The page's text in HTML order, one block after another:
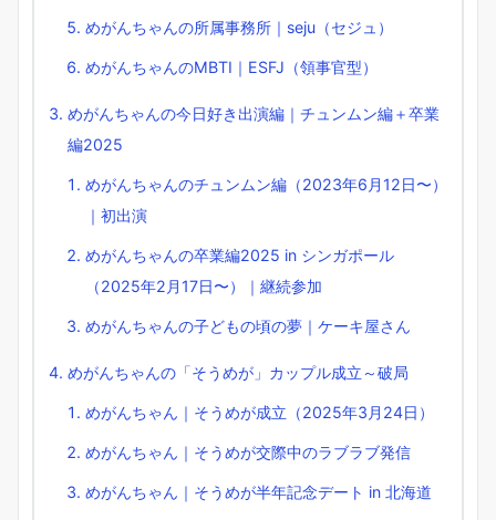
めがんちゃんの所属事務所｜seju（セジュ）
めがんちゃんのMBTI｜ESFJ（領事官型）
めがんちゃんの今日好き出演編｜チュンムン編＋卒業
編2025
めがんちゃんのチュンムン編（2023年6月12日〜）
｜初出演
めがんちゃんの卒業編2025 in シンガポール
（2025年2月17日〜）｜継続参加
めがんちゃんの子どもの頃の夢｜ケーキ屋さん
めがんちゃんの「そうめが」カップル成立～破局
めがんちゃん｜そうめが成立（2025年3月24日）
めがんちゃん｜そうめが交際中のラブラブ発信
めがんちゃん｜そうめが半年記念デート in 北海道